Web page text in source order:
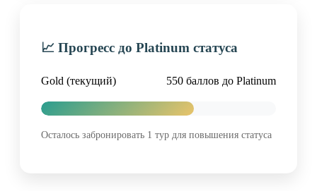
📈 Прогресс до Platinum статуса
Gold (текущий) 550 баллов до Platinum
Осталось забронировать 1 тур для повышения статуса